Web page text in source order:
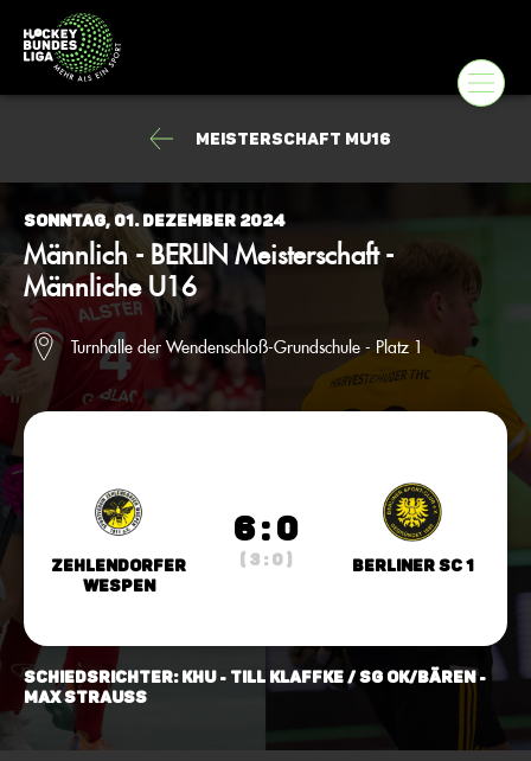
Meisterschaft mU16
Sonntag, 01. Dezember 2024
Männlich - BERLIN Meisterschaft -
Männliche U16
Turnhalle der Wendenschloß-Grundschule - Platz 1
Zehlendorfer
Wespen
6 : 0
( 3 : 0 ) Berliner SC 1
Schiedsrichter: KHU - Till Klaffke / SG OK/Bären -
Max Strauss